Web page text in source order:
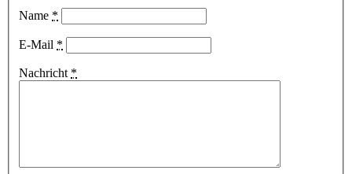
Name *
E-Mail *
Nachricht *